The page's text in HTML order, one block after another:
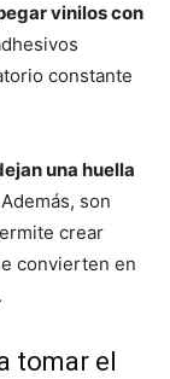
vinilos con
constante
una huella
Además, son
crear
convierten en
tomar el